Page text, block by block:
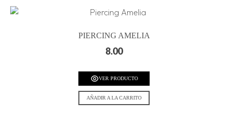
PIERCING AMELIA
8.00
VER PRODUCTO
AÑADIR A LA CARRITO